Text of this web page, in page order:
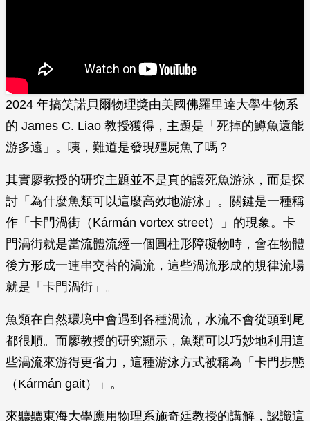
2024 年搞笑諾貝爾物理獎由美國佛羅里達大學生物系
的 James C. Liao 教授獲得，主題是「死掉的鱒魚還能
游多遠」。咦，難道是發現殭屍魚了嗎？
其實廖教授的研究主題並不是真的讓死魚游泳，而是探
討「為什麼魚類可以這麼高效地游泳」。關鍵是一種稱
作「卡門渦街（Kármán vortex street）」的現象。卡
門渦街就是當流體流經一個圓柱形障礙物時，會在物體
後方形成一連串交替的渦流，這些渦流形成的規律流場
就是「卡門渦街」。
魚類在自然環境中會遇到各種渦流，水流不會從頭到尾
都很順。而廖教授的研究顯示，魚類可以巧妙地利用這
些渦流來游得更省力，這種游泳方式被稱為「卡門步態
（Kármán gait）」。
來聽聽東海大學應用物理系施奇廷教授的講解，認識這